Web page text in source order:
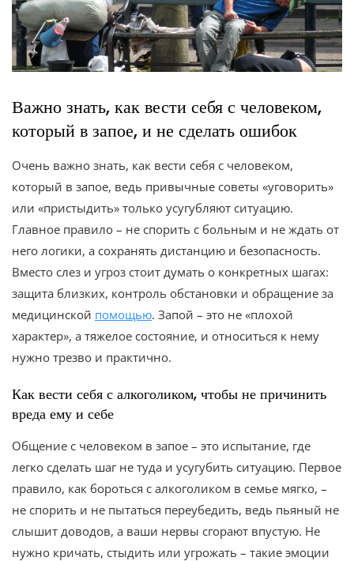
Важно знать, как вести себя с человеком,
который в запое, и не сделать ошибок
Очень важно знать, как вести себя с человеком,
который в запое, ведь привычные советы «уговорить»
или «пристыдить» только усугубляют ситуацию.
Главное правило – не спорить с больным и не ждать от
него логики, а сохранять дистанцию и безопасность.
Вместо слез и угроз стоит думать о конкретных шагах:
защита близких, контроль обстановки и обращение за
медицинской помощью. Запой – это не «плохой
характер», а тяжелое состояние, и относиться к нему
нужно трезво и практично.
Как вести себя с алкоголиком, чтобы не причинить
вреда ему и себе
Общение с человеком в запое – это испытание, где
легко сделать шаг не туда и усугубить ситуацию. Первое
правило, как бороться с алкоголиком в семье мягко, –
не спорить и не пытаться переубедить, ведь пьяный не
слышит доводов, а ваши нервы сгорают впустую. Не
нужно кричать, стыдить или угрожать – такие эмоции